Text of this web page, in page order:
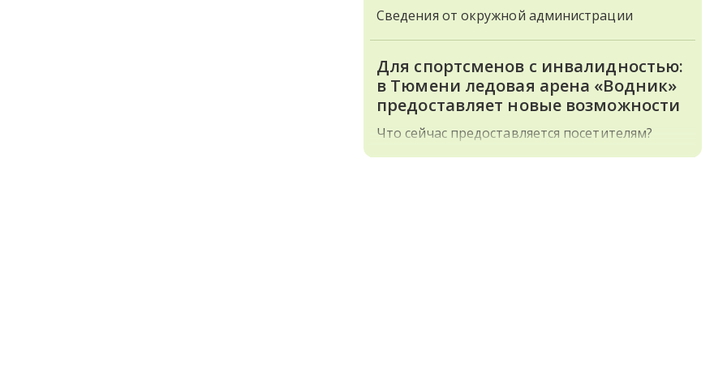
Сведения от окружной администрации
Для спортсменов с инвалидностью:
в Тюмени ледовая арена «Водник»
предоставляет новые возможности
Что сейчас предоставляется посетителям?